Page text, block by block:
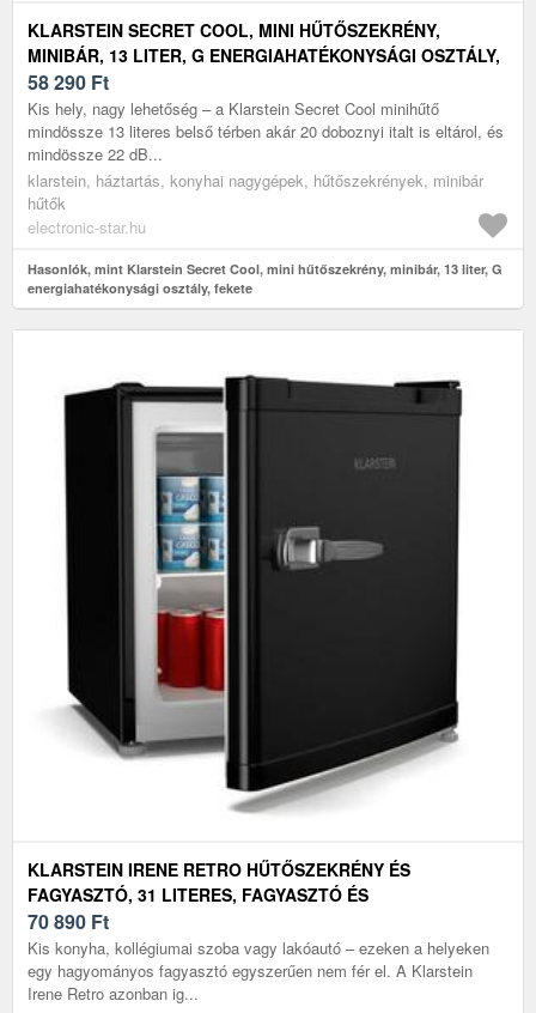
KLARSTEIN SECRET COOL, MINI HŰTŐSZEKRÉNY,
MINIBÁR, 13 LITER, G ENERGIAHATÉKONYSÁGI OSZTÁLY,
FEKETE
58 290 Ft
Kis hely, nagy lehetőség – a Klarstein Secret Cool minihűtő
mindössze 13 literes belső térben akár 20 doboznyi italt is eltárol, és
mindössze 22 dB...
klarstein, háztartás, konyhai nagygépek, hűtőszekrények, minibár
hűtők
electronic-star.hu
Hasonlók, mint Klarstein Secret Cool, mini hűtőszekrény, minibár, 13 liter, G
energiahatékonysági osztály, fekete
KLARSTEIN IRENE RETRO HŰTŐSZEKRÉNY ÉS
FAGYASZTÓ, 31 LITERES, FAGYASZTÓ ÉS
HŰTŐSZEKRÉNY EGYBEN, GAZDASÁGOS
70 890 Ft
Kis konyha, kollégiumai szoba vagy lakóautó – ezeken a helyeken
egy hagyományos fagyasztó egyszerűen nem fér el. A Klarstein
Irene Retro azonban ig...